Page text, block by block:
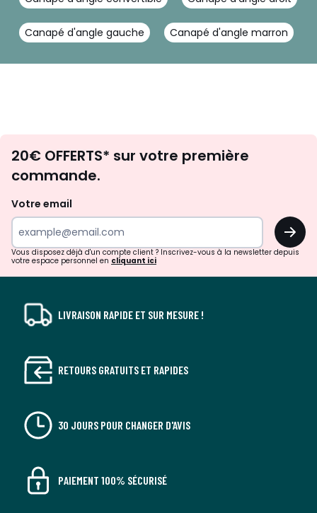
Canapé d'angle gauche Canapé d'angle marron
d'inspirations
surprises?
20€ OFFERTS* sur votre première
commande.
Votre email
OK
Vous disposez déjà d'un compte client ? Inscrivez-vous à la newsletter depuis
votre espace personnel en cliquant ici
LIVRAISON RAPIDE ET SUR MESURE !
RETOURS GRATUITS ET RAPIDES
30 JOURS POUR CHANGER D'AVIS
PAIEMENT 100% SÉCURISÉ